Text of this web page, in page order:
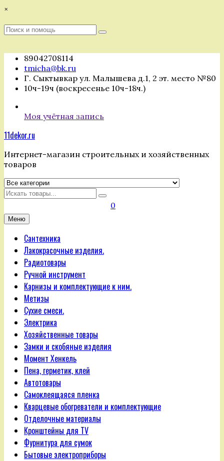
Перейти
содержимому
×
Поиск
Поиск
89042708114
tmicha@bk.ru
Г. Сыктывкар ул. Малышева д.1, 2 эт. место №80
10ч-19ч (воскресенье 10ч-18ч.)
Моя учётная запись
11dekor.ru
Интернет-магазин строительных и хозяйственных
товаров
Искать
0
Меню
Сантехника
Лакокрасочные изделия.
Радиотовары
Ручной инструмент
Карнизы и комплектующие к ним.
Метизы
Сухие смеси.
Электрика
Хозяйственные товары
Замки и скобяные изделия
Момент Хенкель
Пена, герметик, клей
Автотовары
Самоклеящаяся пленка
Кварцевые обогреватели и комплектующие
Отделочные материалы
Кронштейны для TV
Фурнитура для сумок
Бытовые электроприборы